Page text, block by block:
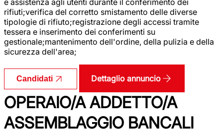
rifiuti;verifica del corretto smistamento delle diverse
tipologie di rifiuto;registrazione degli accessi tramite
tessera e inserimento dei conferimenti su
gestionale;mantenimento dell'ordine, della pulizia e della
sicurezza dell'area;
Candidati Dettaglio annuncio
OPERAIO/A ADDETTO/A
ASSEMBLAGGIO BANCALI